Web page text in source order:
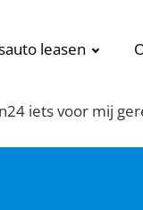
leasen
iets voor mij